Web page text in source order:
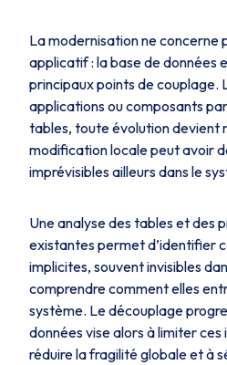
La modernisation ne concerne
applicatif : la base de données
principaux points de couplage.
applications ou composants
tables, toute évolution devient
modification locale peut avoir
imprévisibles ailleurs dans le
Une analyse des tables et des
existantes permet d’identifier
implicites, souvent invisibles
comprendre comment elles
système. Le découplage
données vise alors à limiter
réduire la fragilité globale et à